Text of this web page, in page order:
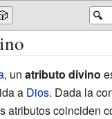
🔍
, un atributo divino
a Dios. Dada la
atributos coinciden